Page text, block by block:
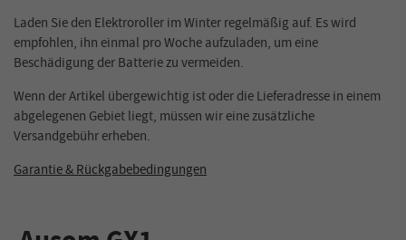
Laden Sie den Elektroroller im Winter regelmäßig auf. Es wird
empfohlen, ihn einmal pro Woche aufzuladen, um eine
Beschädigung der Batterie zu vermeiden.
Wenn der Artikel übergewichtig ist oder die Lieferadresse in einem
abgelegenen Gebiet liegt, müssen wir eine zusätzliche
Versandgebühr erheben.
Garantie & Rückgabebedingungen